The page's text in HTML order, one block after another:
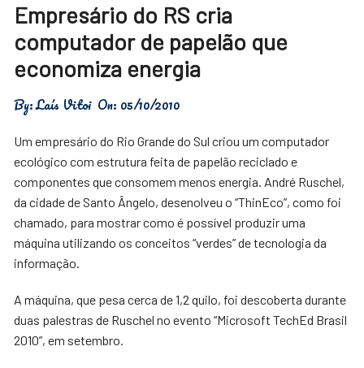
Empresário do RS cria
computador de papelão que
economiza energia
By:Laís Vitoi On: 05/10/2010
Um empresário do Rio Grande do Sul criou um computador
ecológico com estrutura feita de papelão reciclado e
componentes que consomem menos energia. André Ruschel,
da cidade de Santo Ângelo, desenolveu o “ThinEco”, como foi
chamado, para mostrar como é possível produzir uma
máquina utilizando os conceitos “verdes” de tecnologia da
informação.
A máquina, que pesa cerca de 1,2 quilo, foi descoberta durante
duas palestras de Ruschel no evento “Microsoft TechEd Brasil
2010”, em setembro.